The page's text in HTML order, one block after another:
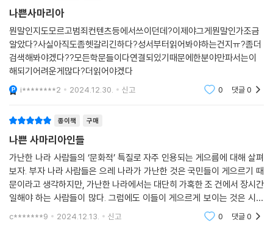
---p.75
2장 대니얼 디포의 이중생활
이런 정책은 제2차 세계 대전 후 일본, 한국, 대만과 같은 동아시아 ‘기
적’의 경제들이 사용해 성공을 거둔 정책들과 아주 유사하다. 나 자신을 포
함해 많은 사람들이 1950년대 일본의 정책 입안자들에 의해 고안되었다
무역 정책은 다음 세기에도 굳건하게 자리를 지켰고, 그 덕택에 영국 제조
업은 유럽 대륙의 제조업을 따라잡은 것은 물론, 결국에는 앞서 나가게 되
었다. 영국은 이렇듯 19세기 중반까지 고도의 보호 무역 국가였다. 1820년
영국의 경우 수입 공산품에 대한 평균 관세율은 45~55%였는데, 저지대
국은 6~8%, 독일과 스위스는 8~12%, 프랑스는 20% 남짓이었다. 영국
이 무역 정책에 활용한 무기는 관세만이 아니었다. 영국은 식민지에서의
선진적인 제조 활동에 대해 무조건적인 금지령을 내렸다. 월폴은 미국에
가 효력이 없다는 나쁜 사마리아인들의 주장이 사실이 아니라는 것을 드러
내는 것이다.”
장하준 교수는 독자들에게 직접 다가가기 위해 이외에도 여러 가지 무대
장치를 선보인다. 세계화의 허구와 관련해서는 당대의 베스트셀러인 『렉
서스와 올리브 나무』를 곁들인다. 토요타 성장 신화의 이면을 파헤쳐 ‘렉서
먼에게 일격을 가한다. 또 이 책에는 저자의 여섯 살짜리 아들까지 등장한
그 밖에도 장하준 교수가 출연시킨 조연들은 더 있다. 최초의 경제인이라
는 평을 받는 『로빈슨 크루소』를 쓴 대니얼 디포에서부터, 자의식이 강한
핀란드 사람들의 철저한 외국인 배척, 홍콩의 짝퉁 산업, 영화 〈미션 임파
서블〉 속 IMF의 역할, 부패했던 자이르와 인도네시아의 명암, 게으른 일본
인과 도둑질 잘하는 독일인에 이르기까지 온갖 군상이 잇달아 무대 위로
진 영화 등을 이용해 풀어냈다.
- [중앙일보]
지은이의 주장이 보편성과 설득력을 얻는 것은 강자들의 그런 주장이 허구
으로 폭로해내는 그의 놀라운 공부 내공 덕이다.
나쁜사마리아
뭔말인지도모르고범죄컨텐츠등에서쓰이던데?이제야그게뭔말인가조금
알았다?사실아직도좀헷갈리긴하다?성서부터읽어봐야하는건지ㅠ?좀더
검색해봐야겠다??모든학문들이다연결되있기때문에한분야만파서는이
해되기어려운게많다?더읽어야겠다
i********2 2024.12.30. 신고 0 댓글0
종이책 구매
나쁜 사마리아인들
가난한 나라 사람들의 ‘문화적’ 특질로 자주 인용되는 게으름에 대해 살펴
보자. 부자 나라 사람들은 으레 나라가 가난한 것은 국민들이 게으르기 때
문이라고 생각하지만, 가난한 나라에서는 대단히 가혹한 조 건에서 장시간
일해야 하는 사람들이 많다. 그럼에도 이들이 게으르게 보이는 것은 시간
에 대한 ‘산업 사회적인’ 개념이 부족하기 때문이다. 기본적인 연장이나 간
c*******9 2024.12.13. 신고 0 댓글0